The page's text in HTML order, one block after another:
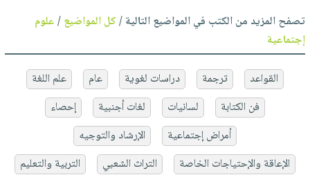
تصفح المزيد من الكتب في المواضيع التالية /كل المواضيع/علوم
إجتماعية
القواعد ترجمة دراسات لغوية عام
علم اللغة
فن الكتابة
لسانيات لغات أجنبية
إحصاء
أمراض إجتماعية
الإرشاد والتوجيه
الإعاقة والإحتياجات الخاصة
التراث الشعبي
التربية والتعليم